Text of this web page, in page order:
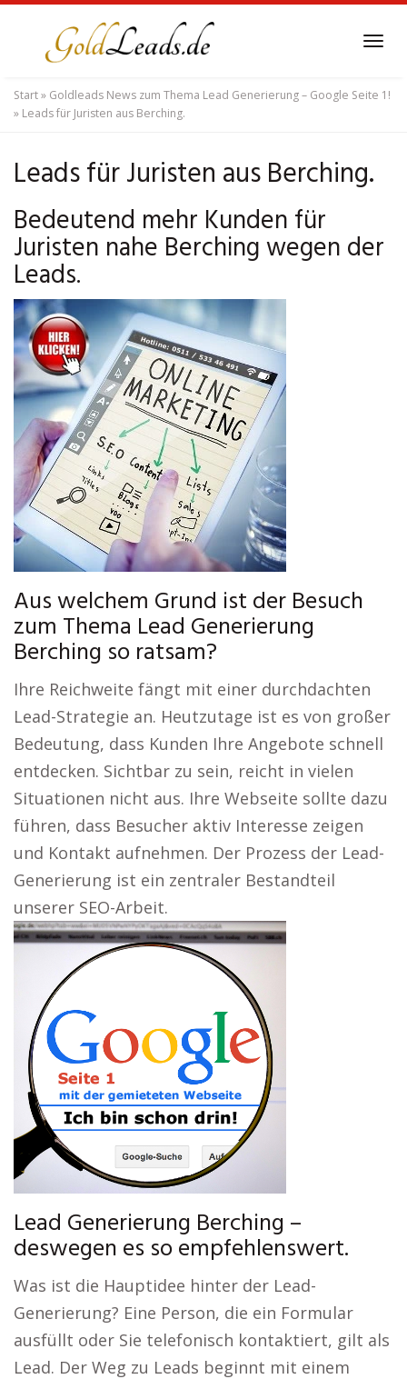
content
Start» Goldleads News zum Thema Lead Generierung – Google Seite 1!
» Leads für Juristen aus Berching.
Leads für Juristen aus Berching.
Bedeutend mehr Kunden für
Juristen nahe Berching wegen der
Leads.
Aus welchem Grund ist der Besuch
zum Thema Lead Generierung
Berching so ratsam?
Ihre Reichweite fängt mit einer durchdachten
Lead-Strategie an. Heutzutage ist es von großer
Bedeutung, dass Kunden Ihre Angebote schnell
entdecken. Sichtbar zu sein, reicht in vielen
Situationen nicht aus. Ihre Webseite sollte dazu
führen, dass Besucher aktiv Interesse zeigen
und Kontakt aufnehmen. Der Prozess der Lead-
Generierung ist ein zentraler Bestandteil
unserer SEO-Arbeit.
Lead Generierung Berching –
deswegen es so empfehlenswert.
Was ist die Hauptidee hinter der Lead-
Generierung? Eine Person, die ein Formular
ausfüllt oder Sie telefonisch kontaktiert, gilt als
Lead. Der Weg zu Leads beginnt mit einem